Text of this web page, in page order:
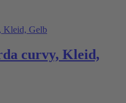
curvy, Kleid,